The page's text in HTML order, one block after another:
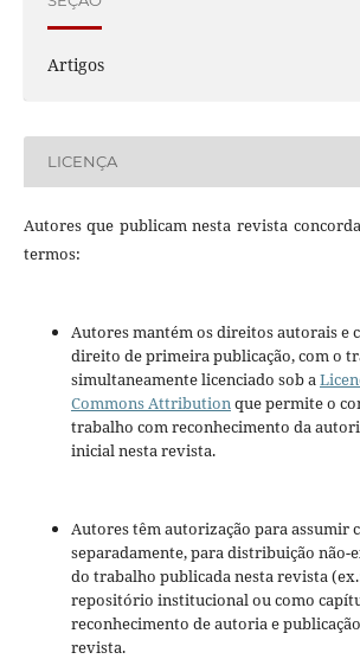
Artigos
LICENÇA
Autores que publicam nesta revista
termos:
Autores mantém os direitos autorais e
direito de primeira publicação, com o
simultaneamente licenciado sob a
Commons Attributionque permite o
trabalho com reconhecimento da
inicial nesta revista.
Autores têm autorização para assumir
separadamente, para distribuição não-
do trabalho publicada nesta revista
repositório institucional ou como
reconhecimento de autoria e
revista.